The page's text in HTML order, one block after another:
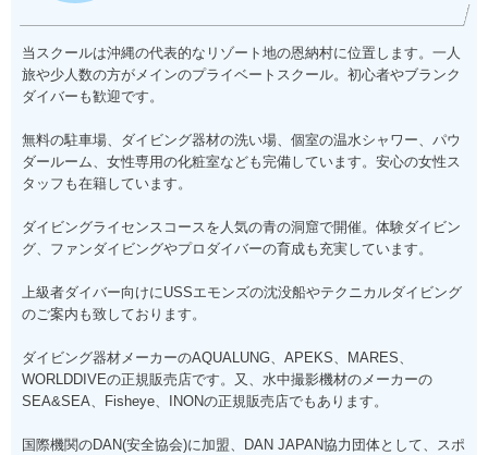
当スクールは沖縄の代表的なリゾート地の恩納村に位置します。一人
旅や少人数の方がメインのプライベートスクール。初心者やブランク
ダイバーも歓迎です。
無料の駐車場、ダイビング器材の洗い場、個室の温水シャワー、パウ
ダールーム、女性専用の化粧室なども完備しています。安心の女性ス
タッフも在籍しています。
ダイビングライセンスコースを人気の青の洞窟で開催。体験ダイビン
グ、ファンダイビングやプロダイバーの育成も充実しています。
上級者ダイバー向けにUSSエモンズの沈没船やテクニカルダイビング
のご案内も致しております。
ダイビング器材メーカーのAQUALUNG、APEKS、MARES、
WORLDDIVEの正規販売店です。又、水中撮影機材のメーカーの
SEA&SEA、Fisheye、INONの正規販売店でもあります。
国際機関のDAN(安全協会)に加盟、DAN JAPAN協力団体として、スポ